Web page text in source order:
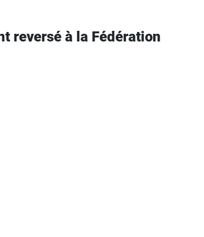
reversé à la Fédération